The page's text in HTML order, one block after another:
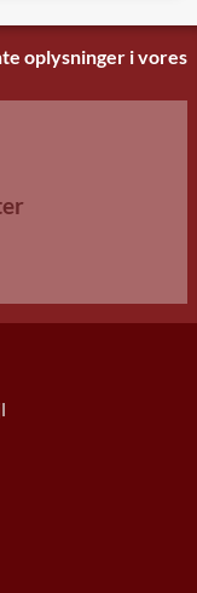
oplysninger i vores